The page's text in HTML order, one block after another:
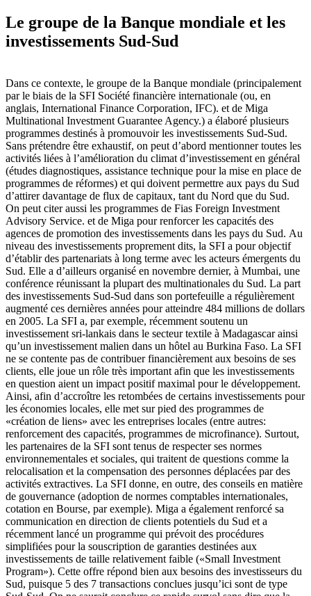
Le groupe de la Banque mondiale et les
investissements Sud-Sud
Dans ce contexte, le groupe de la Banque mondiale (principalement
par le biais de la SFI Société financière internationale (ou, en
anglais, International Finance Corporation, IFC). et de Miga
Multinational Investment Guarantee Agency.) a élaboré plusieurs
programmes destinés à promouvoir les investissements Sud-Sud.
Sans prétendre être exhaustif, on peut d’abord mentionner toutes les
activités liées à l’amélioration du climat d’investissement en général
(études diagnostiques, assistance technique pour la mise en place de
programmes de réformes) et qui doivent permettre aux pays du Sud
d’attirer davantage de flux de capitaux, tant du Nord que du Sud.
On peut citer aussi les programmes de Fias Foreign Investment
Advisory Service. et de Miga pour renforcer les capacités des
agences de promotion des investissements dans les pays du Sud. Au
niveau des investissements proprement dits, la SFI a pour objectif
d’établir des partenariats à long terme avec les acteurs émergents du
Sud. Elle a d’ailleurs organisé en novembre dernier, à Mumbai, une
conférence réunissant la plupart des multinationales du Sud. La part
des investissements Sud-Sud dans son portefeuille a régulièrement
augmenté ces dernières années pour atteindre 484 millions de dollars
en 2005. La SFI a, par exemple, récemment soutenu un
investissement sri-lankais dans le secteur textile à Madagascar ainsi
qu’un investissement malien dans un hôtel au Burkina Faso. La SFI
ne se contente pas de contribuer financièrement aux besoins de ses
clients, elle joue un rôle très important afin que les investissements
en question aient un impact positif maximal pour le développement.
Ainsi, afin d’accroître les retombées de certains investissements pour
les économies locales, elle met sur pied des programmes de
«création de liens» avec les entreprises locales (entre autres:
renforcement des capacités, programmes de microfinance). Surtout,
les partenaires de la SFI sont tenus de respecter ses normes
environnementales et sociales, qui traitent de questions comme la
relocalisation et la compensation des personnes déplacées par des
activités extractives. La SFI donne, en outre, des conseils en matière
de gouvernance (adoption de normes comptables internationales,
cotation en Bourse, par exemple). Miga a également renforcé sa
communication en direction de clients potentiels du Sud et a
récemment lancé un programme qui prévoit des procédures
simplifiées pour la souscription de garanties destinées aux
investissements de taille relativement faible («Small Investment
Program»). Cette offre répond bien aux besoins des investisseurs du
Sud, puisque 5 des 7 transactions conclues jusqu’ici sont de type